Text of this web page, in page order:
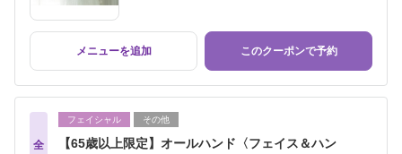
メニューを追加 このクーポンで予約
全
フェイシャル その他
【65歳以上限定】オールハンド〈フェイス＆ハン